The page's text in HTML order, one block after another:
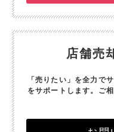
店舗売
「売りたい」を全力で
をサポートします。 ご